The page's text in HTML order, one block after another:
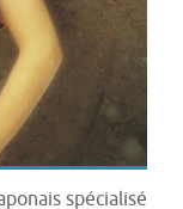
spécialisé